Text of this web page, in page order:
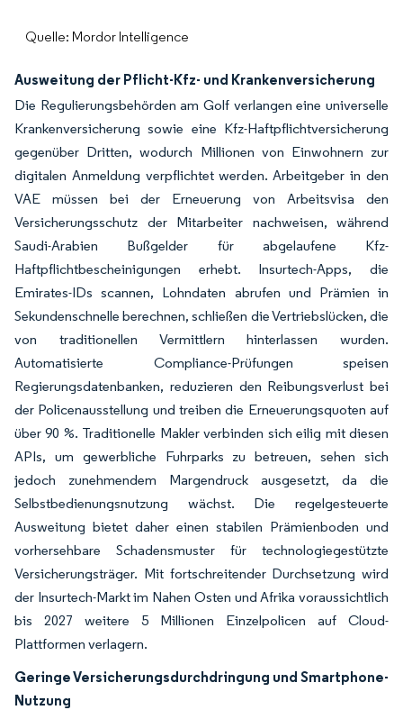
Quelle: Mordor Intelligence
Ausweitung der Pflicht-Kfz- und Krankenversicherung
Die Regulierungsbehörden am Golf verlangen eine universelle
Krankenversicherung sowie eine Kfz-Haftpflichtversicherung
gegenüber Dritten, wodurch Millionen von Einwohnern zur
digitalen Anmeldung verpflichtet werden. Arbeitgeber in den
VAE müssen bei der Erneuerung von Arbeitsvisa den
Versicherungsschutz der Mitarbeiter nachweisen, während
Saudi-Arabien Bußgelder für abgelaufene Kfz-
Haftpflichtbescheinigungen erhebt. Insurtech-Apps, die
Emirates-IDs scannen, Lohndaten abrufen und Prämien in
Sekundenschnelle berechnen, schließen die Vertriebslücken, die
von traditionellen Vermittlern hinterlassen wurden.
Automatisierte Compliance-Prüfungen speisen
Regierungsdatenbanken, reduzieren den Reibungsverlust bei
der Policenausstellung und treiben die Erneuerungsquoten auf
über 90 %. Traditionelle Makler verbinden sich eilig mit diesen
APIs, um gewerbliche Fuhrparks zu betreuen, sehen sich
jedoch zunehmendem Margendruck ausgesetzt, da die
Selbstbedienungsnutzung wächst. Die regelgesteuerte
Ausweitung bietet daher einen stabilen Prämienboden und
vorhersehbare Schadensmuster für technologiegestützte
Versicherungsträger. Mit fortschreitender Durchsetzung wird
der Insurtech-Markt im Nahen Osten und Afrika voraussichtlich
bis 2027 weitere 5 Millionen Einzelpolicen auf Cloud-
Plattformen verlagern.
Geringe Versicherungsdurchdringung und Smartphone-
Nutzung